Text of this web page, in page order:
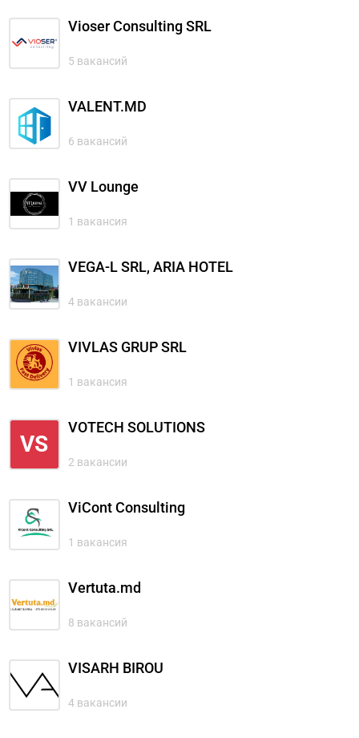
Vioser Consulting SRL
5 вакансий
VALENT.MD
6 вакансий
VV Lounge
1 вакансия
VEGA-L SRL, ARIA HOTEL
4 вакансии
VIVLAS GRUP SRL
1 вакансия
VS
VOTECH SOLUTIONS
2 вакансии
ViCont Consulting
1 вакансия
Vertuta.md
8 вакансий
VISARH BIROU
4 вакансии